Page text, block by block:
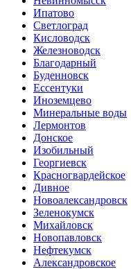
Ипатово
Светлоград
Кисловодск
Железноводск
Благодарный
Буденновск
Ессентуки
Иноземцево
Минеральные воды
Лермонтов
Донское
Изобильный
Георгиевск
Красногвардейское
Дивное
Новоалександровск
Зеленокумск
Михайловск
Новопавловск
Нефтекумск
Александровское